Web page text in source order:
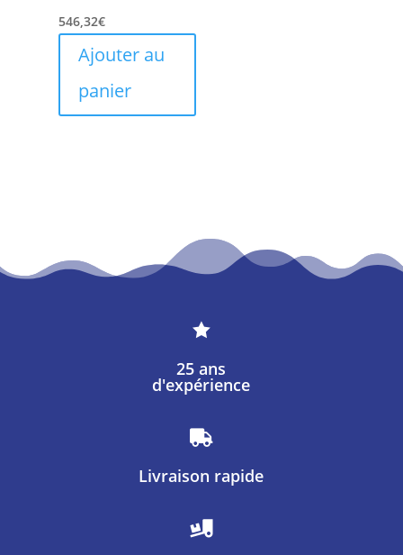
546,32€
Ajouter au
panier

25 ans
d'expérience

Livraison rapide
